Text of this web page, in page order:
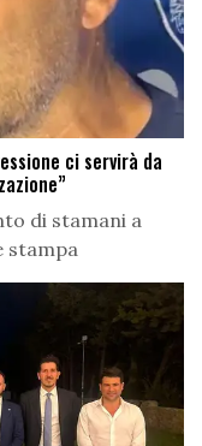
ci servirà da
di stamani a
stampa